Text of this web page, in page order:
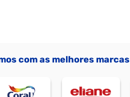
com as melhores marcas